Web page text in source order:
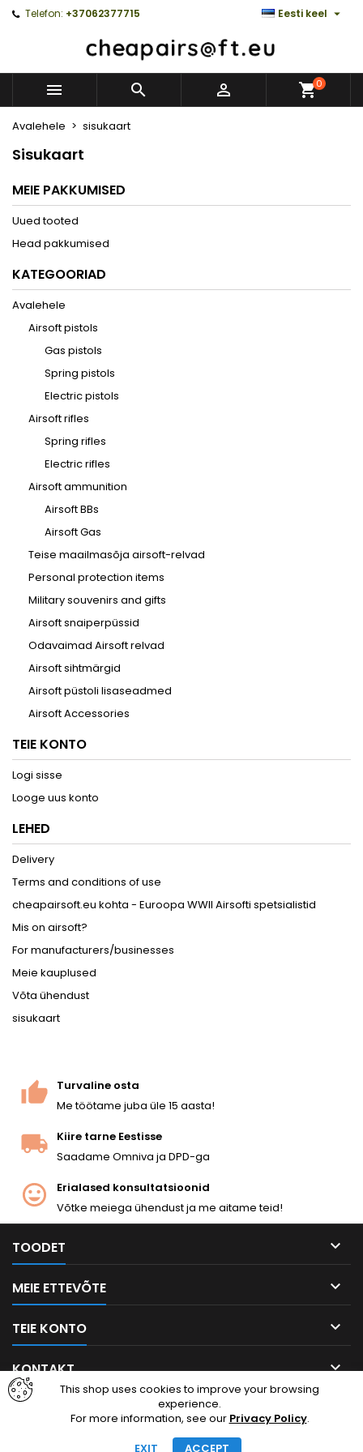
Telefon: +37062377715 Eesti keel 
   0
Avalehele sisukaart
Sisukaart
MEIE PAKKUMISED
Uued tooted
Head pakkumised
KATEGOORIAD
Avalehele
Airsoft pistols
Gas pistols
Spring pistols
Electric pistols
Airsoft rifles
Spring rifles
Electric rifles
Airsoft ammunition
Airsoft BBs
Airsoft Gas
Teise maailmasõja airsoft-relvad
Personal protection items
Military souvenirs and gifts
Airsoft snaiperpüssid
Odavaimad Airsoft relvad
Airsoft sihtmärgid
Airsoft püstoli lisaseadmed
Airsoft Accessories
TEIE KONTO
Logi sisse
Looge uus konto
LEHED
Delivery
Terms and conditions of use
cheapairsoft.eu kohta - Euroopa WWII Airsofti spetsialistid
Mis on airsoft?
For manufacturers/businesses
Meie kauplused
Võta ühendust
sisukaart
Turvaline osta
Me töötame juba üle 15 aasta!
Kiire tarne Eestisse
Saadame Omniva ja DPD-ga
Erialased konsultatsioonid
Võtke meiega ühendust ja me aitame teid!
TOODET 
MEIE ETTEVÕTE 
TEIE KONTO 
KONTAKT 
This shop uses cookies to improve your browsing
experience.
For more information, see our Privacy Policy.
EXIT
ACCEPT
FacebookInstagram